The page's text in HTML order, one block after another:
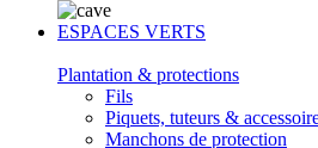
ESPACES VERTS
Plantation & protections
Fils
Piquets, tuteurs &
Manchons de protection